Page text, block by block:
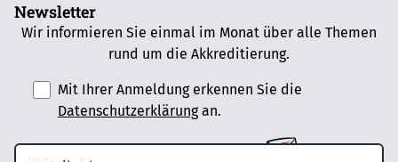
Newsletter
Wir informieren Sie einmal im Monat über alle Themen
rund um die Akkreditierung.
Mit Ihrer Anmeldung erkennen Sie die
Datenschutzerklärungan.